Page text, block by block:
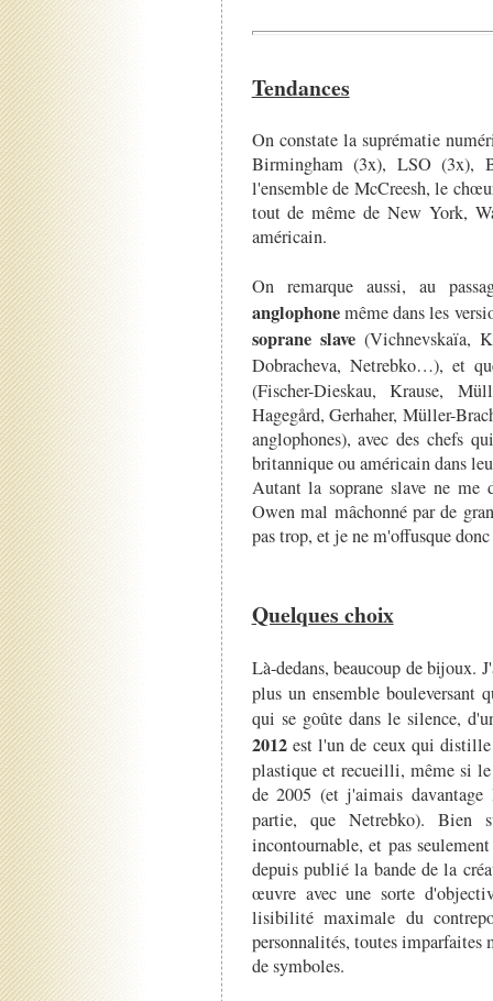
Tendances
On constate la suprématie
Birmingham (3x), LSO (3x),
l'ensemble de McCreesh, le
tout de même de New York,
américain.
On remarque aussi, au
anglophonemême dans les
soprane slave (Vichnevskaïa,
Dobracheva, Netrebko…), et
(Fischer-Dieskau, Krause,
Hagegård, Gerhaher, Müller-
anglophones), avec des chefs
britannique ou américain dans
Autant la soprane slave ne me
Owen mal mâchonné par de
pas trop, et je ne m'offusque donc
Quelques choix
Là-dedans, beaucoup de bijoux.
plus un ensemble bouleversant
qui se goûte dans le silence,
2012est l'un de ceux qui distille
plastique et recueilli, même si
de 2005 (et j'aimais davantage
partie, que Netrebko).
incontournable, et pas
depuis publié la bande de la
œuvre avec une sorte
lisibilité maximale du
personnalités, toutes imparfaites
de symboles.